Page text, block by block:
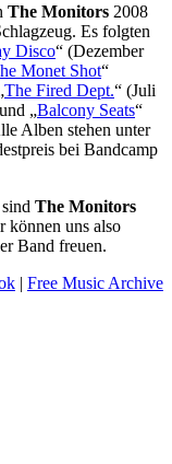
The Monitors 2008
Es folgten
Disco“ (Dezember
Monet Shot“
The Fired Dept.“ (Juli
„Balcony Seats“
Alben stehen unter
bei Bandcamp
sind The Monitors
können uns also
Band freuen.
| Free Music Archive